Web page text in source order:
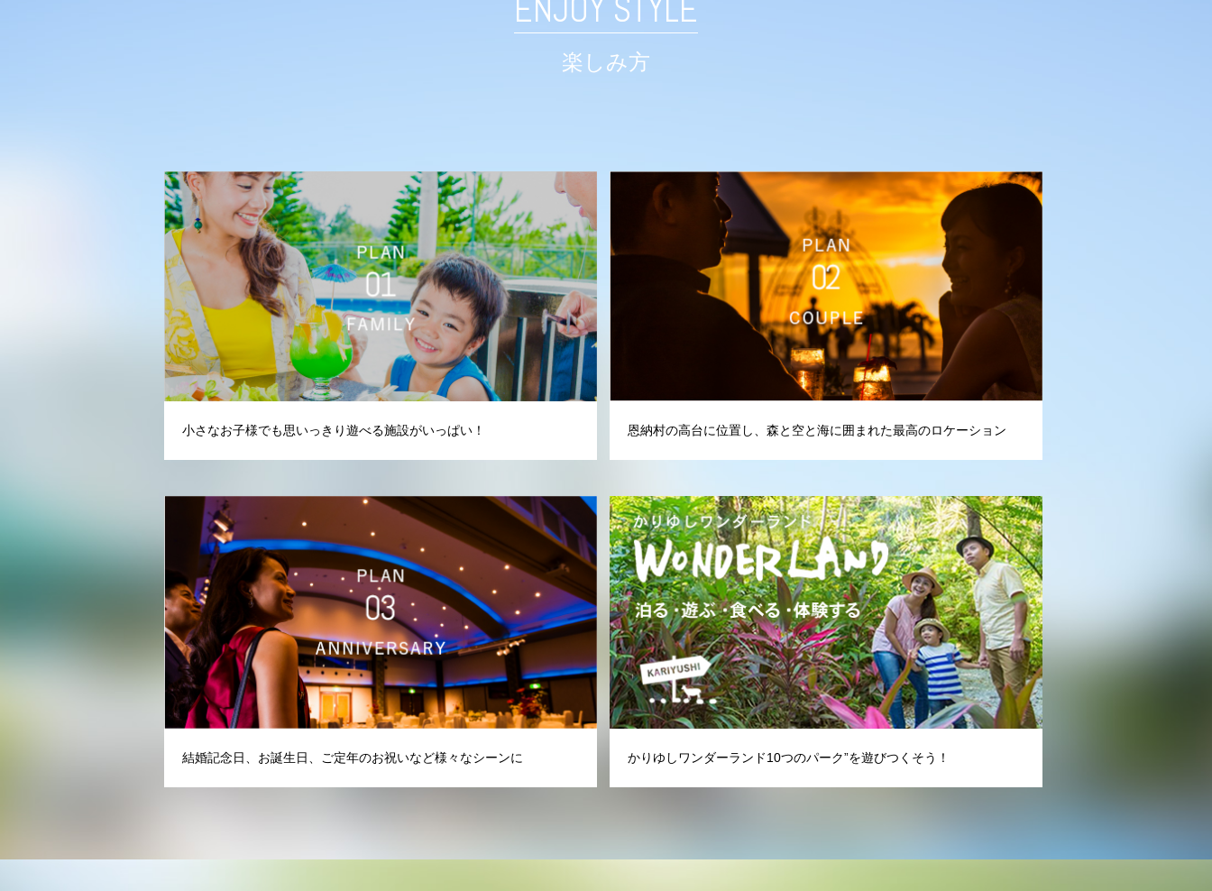
ENJOY STYLE
楽しみ方
小さなお子様でも思いっきり遊べる施設がいっぱい！ 恩納村の高台に位置し、森と空と海に囲まれた最高のロケーション
結婚記念日、お誕生日、ご定年のお祝いなど様々なシーンに かりゆしワンダーランド10つのパーク”を遊びつくそう！